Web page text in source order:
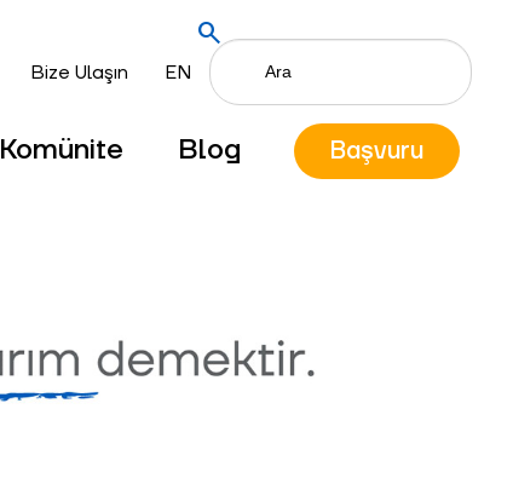
Bize Ulaşın EN
search
Komünite Blog Başvuru